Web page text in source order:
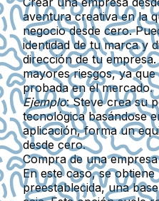
aventura creativa en la
negocio desde cero.
identidad de tu marca y
dirección de tu
mayores riesgos, ya
probada en el mercado.
Ejemplo: Steve crea su
tecnológica basándose
aplicación, forma un
desde cero.
Compra de una
En este caso, se
preestablecida, una